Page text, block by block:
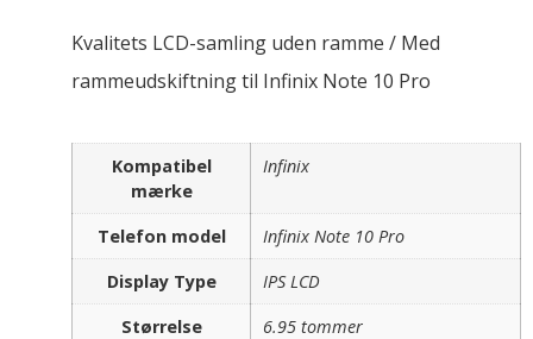
Kvalitets LCD-samling uden ramme / Med
rammeudskiftning til Infinix Note 10 Pro
Kompatibel
mærke
Infinix
Telefon model
Infinix Note 10 Pro
Display Type
IPS LCD
Størrelse
6.95 tommer